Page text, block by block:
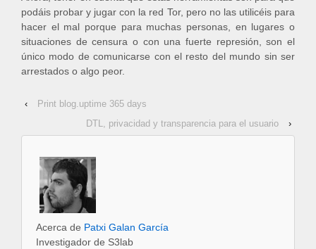
podáis probar y jugar con la red Tor, pero no las utilicéis para
hacer el mal porque para muchas personas, en lugares o
situaciones de censura o con una fuerte represión, son el
único modo de comunicarse con el resto del mundo sin ser
arrestados o algo peor.
‹
Print blog.uptime 365 days
DTL, privacidad y transparencia para el usuario
›
Acerca de Patxi Galan García
Investigador de S3lab